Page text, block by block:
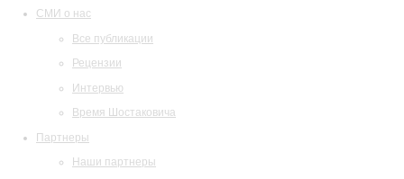
СМИ о нас
Все публикации
Рецензии
Интервью
Время Шостаковича
Партнеры
Наши партнеры